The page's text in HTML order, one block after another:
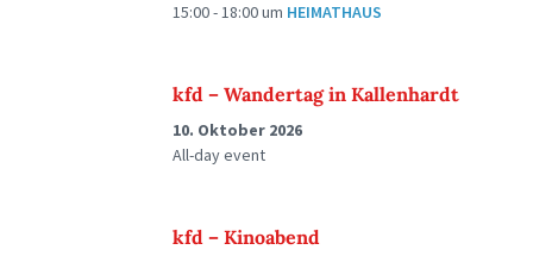
15:00 - 18:00um HEIMATHAUS
kfd – Wandertag in Kallenhardt
10. Oktober 2026
All-day event
kfd – Kinoabend